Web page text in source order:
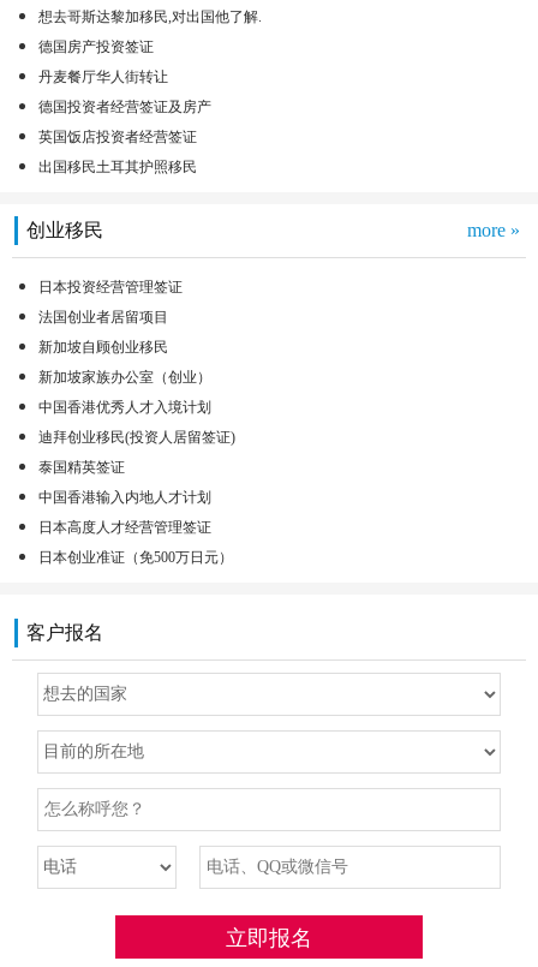
想去哥斯达黎加移民,对出国他了解.
德国房产投资签证
丹麦餐厅华人街转让
德国投资者经营签证及房产
英国饭店投资者经营签证
出国移民土耳其护照移民
创业移民 more »
日本投资经营管理签证
法国创业者居留项目
新加坡自顾创业移民
新加坡家族办公室（创业）
中国香港优秀人才入境计划
迪拜创业移民(投资人居留签证)
泰国精英签证
中国香港输入内地人才计划
日本高度人才经营管理签证
日本创业准证（免500万日元）
客户报名